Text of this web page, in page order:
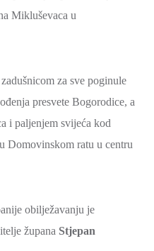
Mikluševaca u
za sve poginule
presvete Bogorodice, a
i paljenjem svijeća kod
Domovinskom ratu u centru
obilježavanju je
župana Stjepan